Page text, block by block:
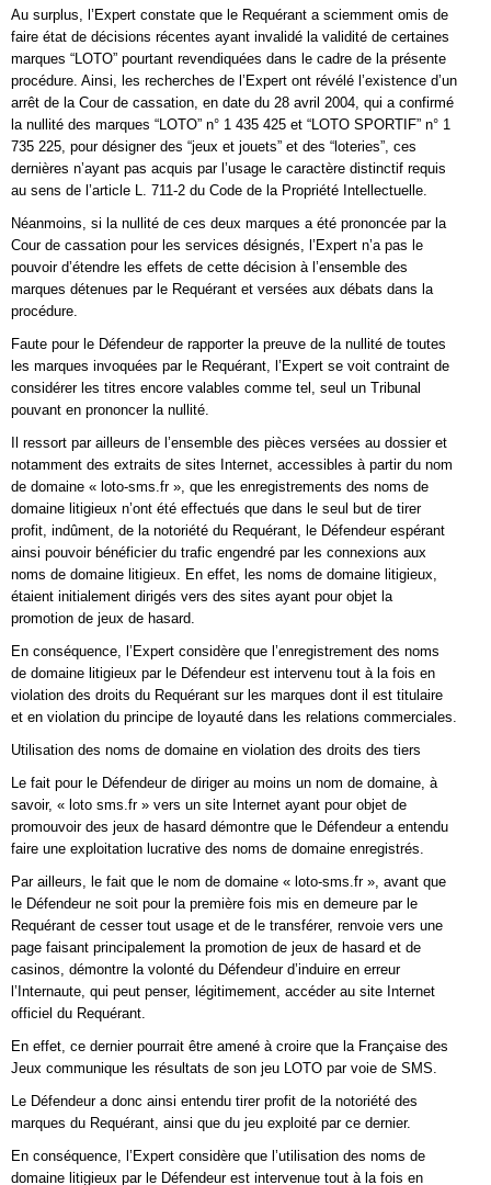
Au surplus, l’Expert constate que le Requérant a sciemment omis de
faire état de décisions récentes ayant invalidé la validité de certaines
marques “LOTO” pourtant revendiquées dans le cadre de la présente
procédure. Ainsi, les recherches de l’Expert ont révélé l’existence d’un
arrêt de la Cour de cassation, en date du 28 avril 2004, qui a confirmé
la nullité des marques “LOTO” n° 1 435 425 et “LOTO SPORTIF” n° 1
735 225, pour désigner des “jeux et jouets” et des “loteries”, ces
dernières n’ayant pas acquis par l’usage le caractère distinctif requis
au sens de l’article L. 711-2 du Code de la Propriété Intellectuelle.
Néanmoins, si la nullité de ces deux marques a été prononcée par la
Cour de cassation pour les services désignés, l’Expert n’a pas le
pouvoir d’étendre les effets de cette décision à l’ensemble des
marques détenues par le Requérant et versées aux débats dans la
procédure.
Faute pour le Défendeur de rapporter la preuve de la nullité de toutes
les marques invoquées par le Requérant, l’Expert se voit contraint de
considérer les titres encore valables comme tel, seul un Tribunal
pouvant en prononcer la nullité.
Il ressort par ailleurs de l’ensemble des pièces versées au dossier et
notamment des extraits de sites Internet, accessibles à partir du nom
de domaine « loto-sms.fr », que les enregistrements des noms de
domaine litigieux n’ont été effectués que dans le seul but de tirer
profit, indûment, de la notoriété du Requérant, le Défendeur espérant
ainsi pouvoir bénéficier du trafic engendré par les connexions aux
noms de domaine litigieux. En effet, les noms de domaine litigieux,
étaient initialement dirigés vers des sites ayant pour objet la
promotion de jeux de hasard.
En conséquence, l’Expert considère que l’enregistrement des noms
de domaine litigieux par le Défendeur est intervenu tout à la fois en
violation des droits du Requérant sur les marques dont il est titulaire
et en violation du principe de loyauté dans les relations commerciales.
Utilisation des noms de domaine en violation des droits des tiers
Le fait pour le Défendeur de diriger au moins un nom de domaine, à
savoir, « loto sms.fr » vers un site Internet ayant pour objet de
promouvoir des jeux de hasard démontre que le Défendeur a entendu
faire une exploitation lucrative des noms de domaine enregistrés.
Par ailleurs, le fait que le nom de domaine « loto-sms.fr », avant que
le Défendeur ne soit pour la première fois mis en demeure par le
Requérant de cesser tout usage et de le transférer, renvoie vers une
page faisant principalement la promotion de jeux de hasard et de
casinos, démontre la volonté du Défendeur d’induire en erreur
l’Internaute, qui peut penser, légitimement, accéder au site Internet
officiel du Requérant.
En effet, ce dernier pourrait être amené à croire que la Française des
Jeux communique les résultats de son jeu LOTO par voie de SMS.
Le Défendeur a donc ainsi entendu tirer profit de la notoriété des
marques du Requérant, ainsi que du jeu exploité par ce dernier.
En conséquence, l’Expert considère que l’utilisation des noms de
domaine litigieux par le Défendeur est intervenue tout à la fois en